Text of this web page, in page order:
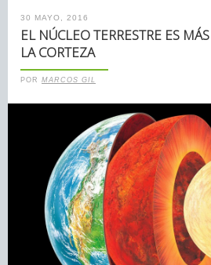
30 MAYO, 2016
EL NÚCLEO TERRESTRE ES
LA CORTEZA
POR MARCOS GIL